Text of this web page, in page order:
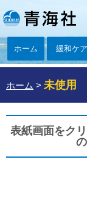
ホーム 緩和ケア
ホーム > 未使用
表紙画面をク